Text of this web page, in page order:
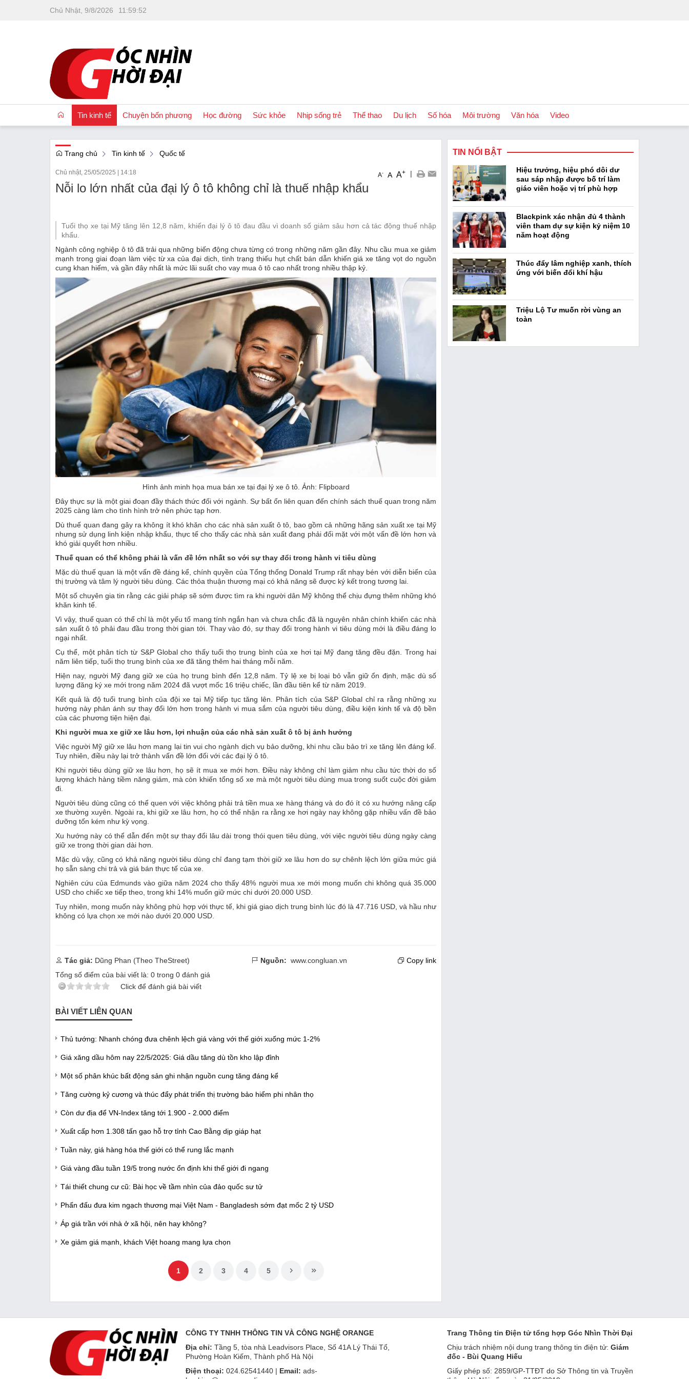
Chủ Nhật, 9/8/2026 11 :59:53
Tin kinh tế
OCOP
Quốc tế
Thị trường
Emagazine
Chuyện bốn phương Học đường Sức khỏe Nhịp sống trẻ Thể thao Du lịch Số hóa Môi trường Văn hóa
Podcast
Video
Trang chủ Tin kinh tế Quốc tế
Chủ nhật, 25/05/2025 | 14:18 A- A A+ |
Tuổi thọ xe tại Mỹ tăng lên 12,8 năm, khiến đại lý ô tô đau đầu vì doanh số giảm sâu hơn cả tác động thuế nhập
mạnh trong giai đoạn làm việc từ xa của đại dịch, tình trạng thiếu hụt chất bán dẫn khiến giá xe tăng vọt do nguồn
cung khan hiếm, và gần đây nhất là mức lãi suất cho vay mua ô tô cao nhất trong nhiều thập kỷ.
Đây thực sự là một giai đoạn đầy thách thức đối với ngành. Sự bất ổn liên quan đến chính sách thuế quan trong năm
2025 càng làm cho tình hình trở nên phức tạp hơn.
Dù thuế quan đang gây ra không ít khó khăn cho các nhà sản xuất ô tô, bao gồm cả những hãng sản xuất xe tại Mỹ
nhưng sử dụng linh kiện nhập khẩu, thực tế cho thấy các nhà sản xuất đang phải đối mặt với một vấn đề lớn hơn và
‏Thuế quan có thể không phải là vấn đề lớn nhất so với sự thay đổi trong hành vi tiêu dùng
thị trường và tâm lý người tiêu dùng. Các thỏa thuận thương mại có khả năng sẽ được ký kết trong tương lai.
Một số chuyên gia tin rằng các giải pháp sẽ sớm được tìm ra khi người dân Mỹ không thể chịu đựng thêm những khó
khăn kinh tế.
Vì vậy, thuế quan có thể chỉ là một yếu tố mang tính ngắn hạn và chưa chắc đã là nguyên nhân chính khiến các nhà
sản xuất ô tô phải đau đầu trong thời gian tới. Thay vào đó, sự thay đổi trong hành vi tiêu dùng mới là điều đáng lo
năm liên tiếp, tuổi thọ trung bình của xe đã tăng thêm hai tháng mỗi năm.
Hiện nay, người Mỹ đang giữ xe của họ trung bình đến 12,8 năm. Tỷ lệ xe bị loại bỏ vẫn giữ ổn định, mặc dù số
lượng đăng ký xe mới trong năm 2024 đã vượt mốc 16 triệu chiếc, lần đầu tiên kể từ năm 2019.
Kết quả là độ tuổi trung bình của đội xe tại Mỹ tiếp tục tăng lên. Phân tích của S&P Global chỉ ra rằng những xu
hướng này phản ánh sự thay đổi lớn hơn trong hành vi mua sắm của người tiêu dùng, điều kiện kinh tế và độ bền
‏Khi người mua xe giữ xe lâu hơn, lợi nhuận của các nhà sản xuất ô tô bị ảnh hưởng
Tuy nhiên, điều này lại trở thành vấn đề lớn đối với các đại lý ô tô.
Khi người tiêu dùng giữ xe lâu hơn, họ sẽ ít mua xe mới hơn. Điều này không chỉ làm giảm nhu cầu tức thời do số
lượng khách hàng tiềm năng giảm, mà còn khiến tổng số xe mà một người tiêu dùng mua trong suốt cuộc đời giảm
đi.
Người tiêu dùng cũng có thể quen với việc không phải trả tiền mua xe hàng tháng và do đó ít có xu hướng nâng cấp
xe thường xuyên. Ngoài ra, khi giữ xe lâu hơn, họ có thể nhận ra rằng xe hơi ngày nay không gặp nhiều vấn đề bảo
giữ xe trong thời gian dài hơn.
Mặc dù vậy, cũng có khả năng người tiêu dùng chỉ đang tạm thời giữ xe lâu hơn do sự chênh lệch lớn giữa mức giá
họ sẵn sàng chi trả và giá bán thực tế của xe.
Nghiên cứu của Edmunds vào giữa năm 2024 cho thấy 48% người mua xe mới mong muốn chi không quá 35.000
USD cho chiếc xe tiếp theo, trong khi 14% muốn giữ mức chi dưới 20.000 USD.
Tuy nhiên, mong muốn này không phù hợp với thực tế, khi giá giao dịch trung bình lúc đó là 47.716 USD, và hầu như
Tác giả: Nguồn: www.congluan.vn
Copy link
Tổng số điểm của bài viết là: 0 trong 0 đánh giá
Click để đánh giá bài viết
BÀI VIẾT LIÊN QUAN
Thủ tướng: Nhanh chóng đưa chênh lệch giá vàng với thế giới xuống mức 1-2%
Giá xăng dầu hôm nay 22/5/2025: Giá dầu tăng dù tồn kho lập đỉnh
Một số phân khúc bất động sản ghi nhận nguồn cung tăng đáng kể
Tăng cường kỷ cương và thúc đẩy phát triển thị trường bảo hiểm phi nhân thọ
Còn dư địa để VN-Index tăng tới 1.900 - 2.000 điểm
Xuất cấp hơn 1.308 tấn gạo hỗ trợ tỉnh Cao Bằng dịp giáp hạt
Tuần này, giá hàng hóa thế giới có thể rung lắc mạnh
Giá vàng đầu tuần 19/5 trong nước ổn định khi thế giới đi ngang
Tái thiết chung cư cũ: Bài học về tầm nhìn của đảo quốc sư tử
Phấn đấu đưa kim ngạch thương mại Việt Nam - Bangladesh sớm đạt mốc 2 tỷ USD
Áp giá trần với nhà ở xã hội, nên hay không?
Xe giảm giá mạnh, khách Việt hoang mang lựa chọn
1 2 3 4 5
TIN NỔI BẬT
Hiệu trưởng, hiệu phó dôi dư
sau sáp nhập được bố trí làm
giáo viên hoặc vị trí phù hợp
Blackpink xác nhận đủ 4 thành
viên tham dự sự kiện kỷ niệm 10
năm hoạt động
Thúc đẩy lâm nghiệp xanh, thích
ứng với biến đổi khí hậu
Triệu Lộ Tư muốn rời vùng an
toàn
CÔNG TY TNHH THÔNG TIN VÀ CÔNG NGHỆ ORANGE
Địa chỉ: Tầng 5, tòa nhà Leadvisors Place, Số 41A Lý Thái Tổ,
Phường Hoàn Kiếm, Thành phố Hà Nội
Điện thoại: 024.62541440 | Email: ads-
Trang Thông tin Điện tử tổng hợp Góc Nhìn Thời Đại
Chịu trách nhiệm nội dung trang thông tin điện tử: Giám
đốc - Bùi Quang Hiếu
Giấy phép số: 2859/GP-TTĐT do Sở Thông tin và Truyền